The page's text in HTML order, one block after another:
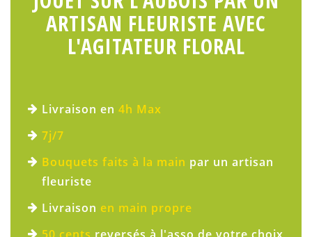
ARTISAN FLEURISTE AVEC
L'AGITATEUR FLORAL
Livraison en 4h Max
7j/7
Bouquets faits à la main par un artisan
fleuriste
Livraison en main propre